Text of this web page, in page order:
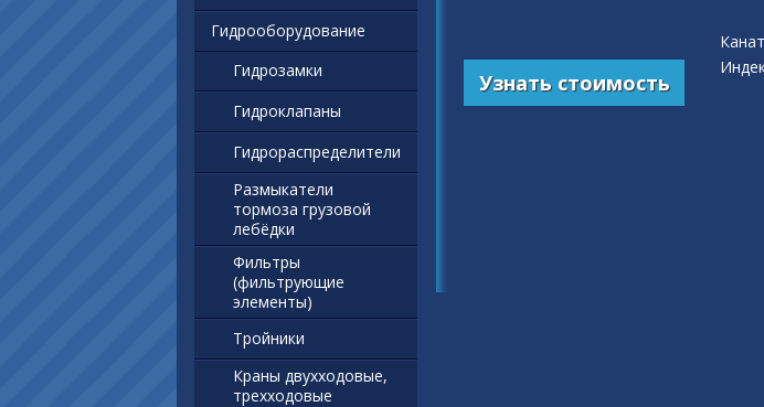
Узнать стоимость
Гидрооборудование
Гидрозамки
Гидроклапаны
Гидрораспределители
Размыкатели
тормоза грузовой
лебёдки
Фильтры
(фильтрующие
элементы)
Тройники
Краны двухходовые,
трехходовые